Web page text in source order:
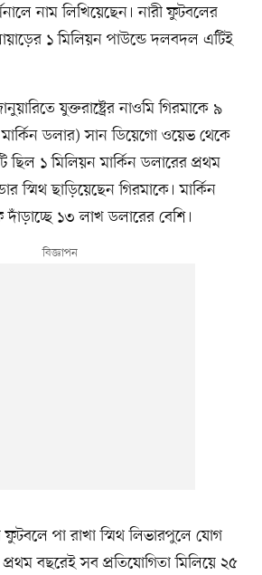
নাম লিখিয়েছেন। নারী ফুটবলের
১ মিলিয়ন পাউন্ডে দলবদল এটিই
যুক্তরাষ্ট্রের নাওমি গিরমাকে ৯
ডলার) সান ডিয়েগো ওয়েভ থেকে
ছিল ১ মিলিয়ন মার্কিন ডলারের প্রথম
স্মিথ ছাড়িয়েছেন গিরমাকে। মার্কিন
১৩ লাখ ডলারের বেশি।
পা রাখা স্মিথ লিভারপুলে যোগ
বছরেই সব প্রতিযোগিতা মিলিয়ে ২৫